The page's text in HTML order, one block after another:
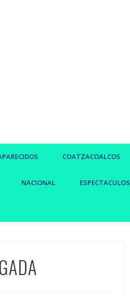
COATZACOALCOS
NACIONAL ESPECTACULOS